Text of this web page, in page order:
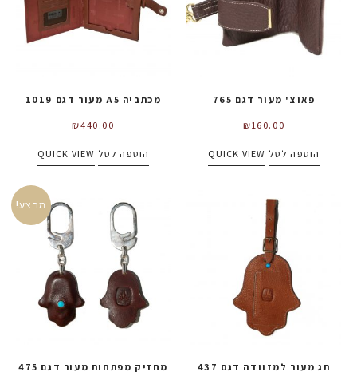
פאוצ' מעור דגם 765
₪160.00
הוספה לסל QUICK VIEW
מכתביה A5 מעור דגם 1019
₪440.00
הוספה לסל QUICK VIEW
תג מעור למזוודה דגם 437
מבצע!
מחזיק מפתחות מעור דגם 475